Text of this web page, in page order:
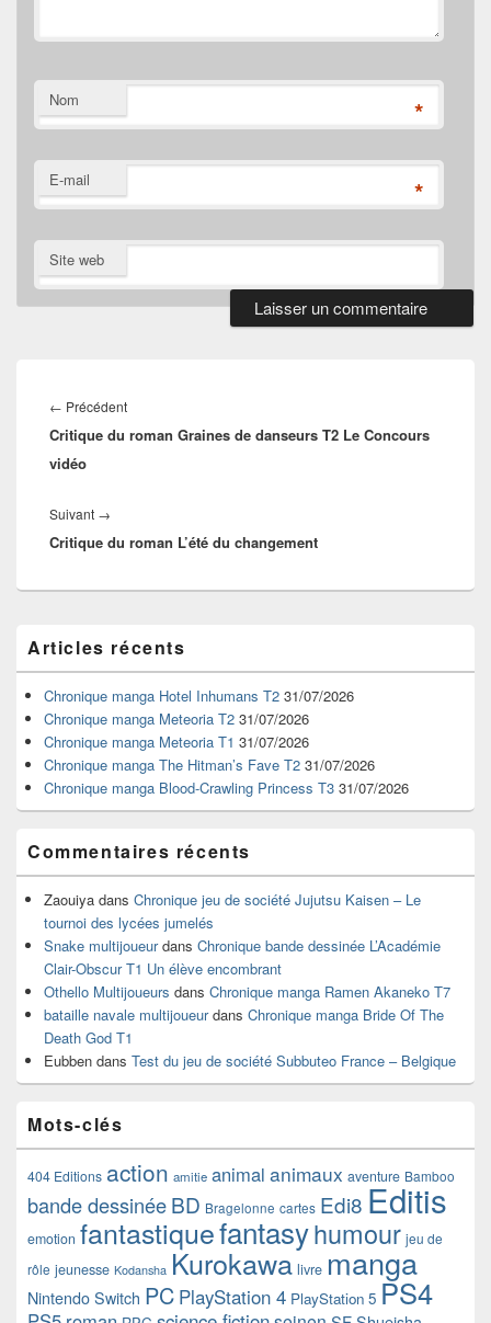
Nom *
E-mail *
Site web
de
l’article
← PrécédentArticle
précédent :
Critique du roman Graines de danseurs T2 Le Concours
vidéo
Suivant →
suivant :
Critique du roman L’été du changement
principale
de
widget
pour
barre
latérale
Articles récents
Chronique manga Hotel Inhumans T2 31/07/2026
Chronique manga Meteoria T2 31/07/2026
Chronique manga Meteoria T1 31/07/2026
Chronique manga The Hitman’s Fave T2 31/07/2026
Chronique manga Blood-Crawling Princess T3 31/07/2026
Commentaires récents
Zaouiya dans Chronique jeu de société Jujutsu Kaisen – Le
tournoi des lycées jumelés
Snake multijoueurdans Chronique bande dessinée L’Académie
Clair-Obscur T1 Un élève encombrant
Othello Multijoueurs dans Chronique manga Ramen Akaneko T7
bataille navale multijoueurdans Chronique manga Bride Of The
Death God T1
Eubben dans Test du jeu de société Subbuteo France – Belgique
Mots-clés
404 Editions action amitie animal animaux aventure Bamboo
bande dessinéeBD Bragelonne cartes Edi8 Editis
emotion fantastiquefantasyhumour jeu de
rôle jeunesse Kodansha Kurokawa livre manga
Nintendo Switch PC PlayStation 4 PlayStation 5 PS4